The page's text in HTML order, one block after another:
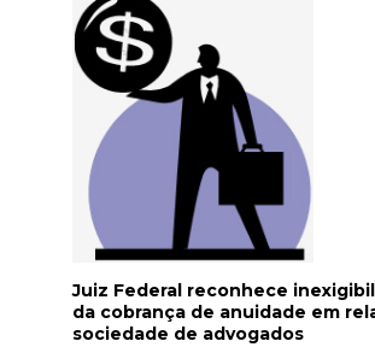
Juiz Federal reconhece
da cobrança de anuidade em
sociedade de advogados